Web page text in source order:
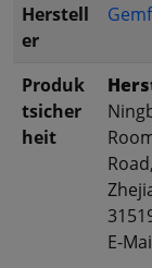
Herstell
er
Produk
tsicher
heit
E-